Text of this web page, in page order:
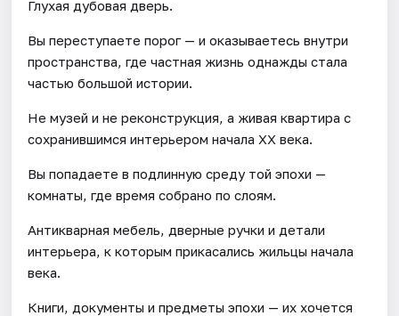
Глухая дубовая дверь.
Вы переступаете порог — и оказываетесь внутри
пространства, где частная жизнь однажды стала
частью большой истории.
Не музей и не реконструкция, а живая квартира с
сохранившимся интерьером начала XX века.
Вы попадаете в подлинную среду той эпохи —
комнаты, где время собрано по слоям.
Антикварная мебель, дверные ручки и детали
интерьера, к которым прикасались жильцы начала
века.
Книги, документы и предметы эпохи — их хочется